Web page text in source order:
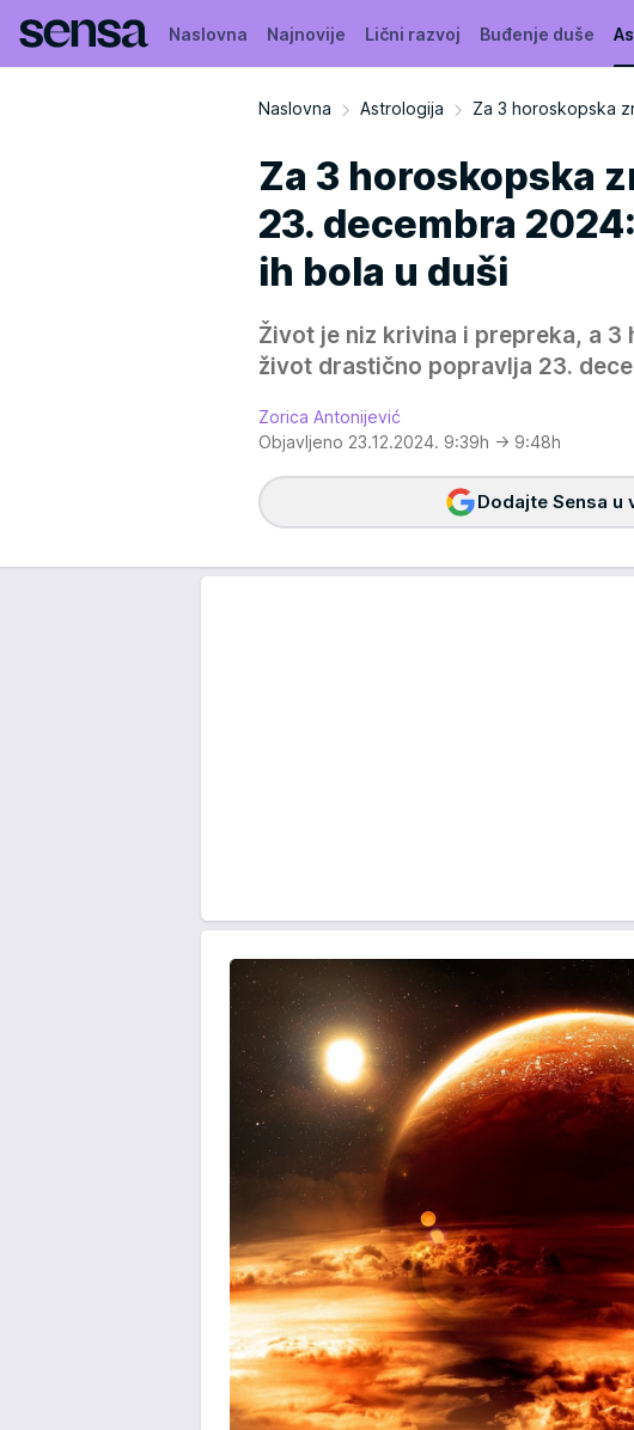
Naslovna Najnovije Lični razvoj Buđenje duše
Naslovna Astrologija Za 3 horoskopska
Za 3 horoskopska
23. decembra
ih bola u duši
Život je niz krivina i prepreka, a 3
život drastično popravlja 23.
Zorica Antonijević
Objavljeno 23.12.2024. 9:39h → 9:48h
Dodajte Sensa u